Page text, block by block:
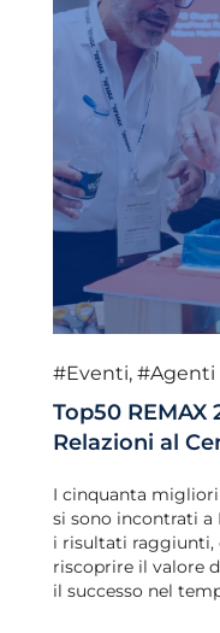
#Eventi, #Agenti
Top50 REMAX
Relazioni al
I cinquanta
si sono incontrati a
i risultati raggiunti,
riscoprire il valore
il successo nel